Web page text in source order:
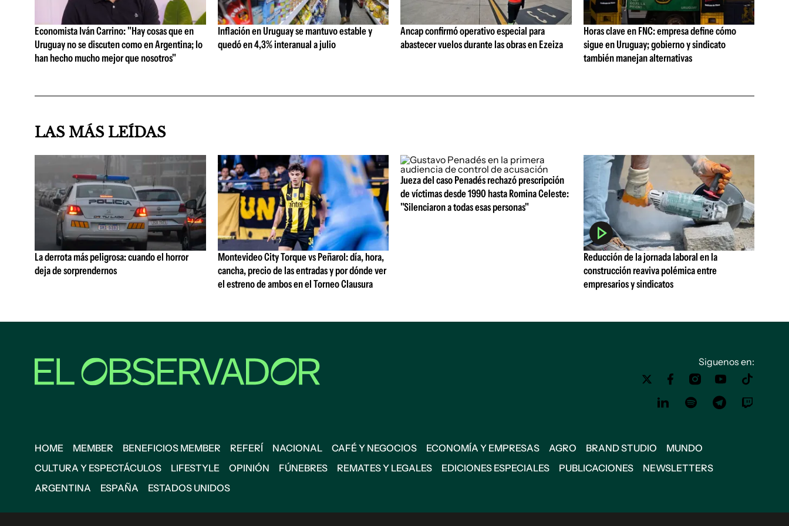
Economista Iván Carrino: "Hay cosas que en
Uruguay no se discuten como en Argentina; lo
han hecho mucho mejor que nosotros"
Inflación en Uruguay se mantuvo estable y
quedó en 4,3% interanual a julio
Ancap confirmó operativo especial para
abastecer vuelos durante las obras en Ezeiza
Horas clave en FNC: empresa define cómo
sigue en Uruguay; gobierno y sindicato
también manejan alternativas
LAS MÁS LEÍDAS
La derrota más peligrosa: cuando el horror
deja de sorprendernos
Montevideo City Torque vs Peñarol: día, hora,
cancha, precio de las entradas y por dónde ver
el estreno de ambos en el Torneo Clausura
Jueza del caso Penadés rechazó prescripción
de víctimas desde 1990 hasta Romina Celeste:
"Silenciaron a todas esas personas"
Reducción de la jornada laboral en la
construcción reaviva polémica entre
empresarios y sindicatos
Siguenos en:
HOME MEMBER BENEFICIOS MEMBER REFERÍ NACIONAL CAFÉ Y NEGOCIOS ECONOMÍA Y EMPRESAS AGRO BRAND STUDIO
MUNDO
CULTURA Y ESPECTÁCULOS
LIFESTYLE OPINIÓN FÚNEBRES REMATES Y LEGALES EDICIONES ESPECIALES PUBLICACIONES
NEWSLETTERS
ARGENTINA
ESPAÑA ESTADOS UNIDOS